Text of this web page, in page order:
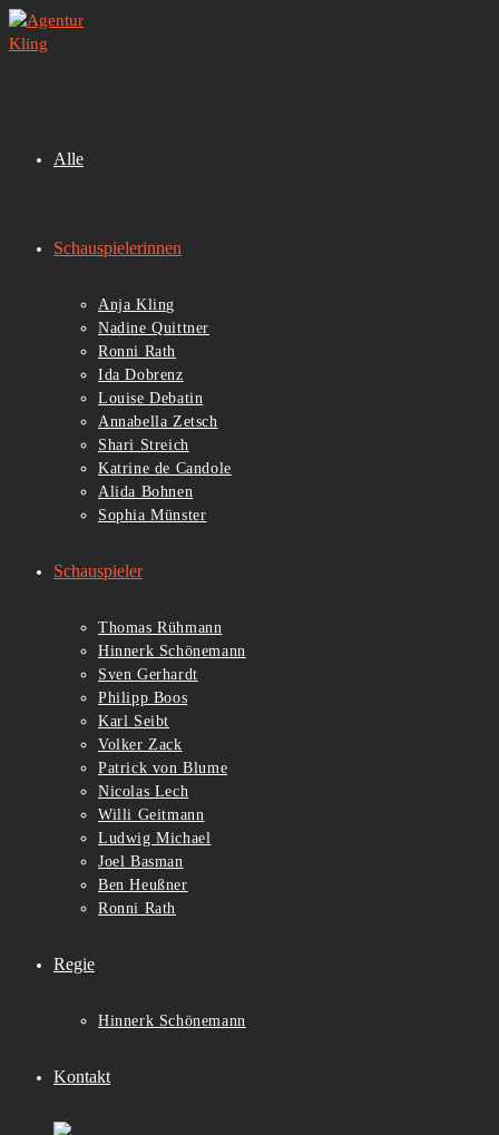
Zum
Inhalt
Alle
Schauspielerinnen
Anja Kling
Nadine Quittner
Ronni Rath
Ida Dobrenz
Louise Debatin
Annabella Zetsch
Shari Streich
Katrine de Candole
Alida Bohnen
Sophia Münster
Schauspieler
Thomas Rühmann
Hinnerk Schönemann
Sven Gerhardt
Philipp Boos
Karl Seibt
Volker Zack
Patrick von Blume
Nicolas Lech
Willi Geitmann
Ludwig Michael
Joel Basman
Ben Heußner
Ronni Rath
Regie
Hinnerk Schönemann
Kontakt